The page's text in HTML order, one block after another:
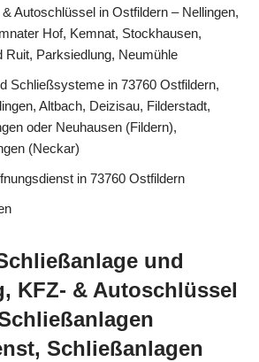
Autoschlüssel in Ostfildern – Nellingen,
Hof, Kemnat, Stockhausen,
Ruit, Parksiedlung, Neumühle
Schließsysteme in 73760 Ostfildern,
Altbach, Deizisau, Filderstadt,
oder Neuhausen (Fildern),
(Neckar)
in 73760 Ostfildern
und
KFZ- & Autoschlüssel
Schließanlagen